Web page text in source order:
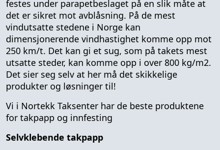
festes under parapetbeslaget på en slik måte at
det er sikret mot avblåsning. På de mest
vindutsatte stedene i Norge kan
dimensjonerende vindhastighet komme opp mot
250 km/t. Det kan gi et sug, som på takets mest
utsatte steder, kan komme opp i over 800 kg/m2.
Det sier seg selv at her må det skikkelige
produkter og løsninger til!
Vi i Nortekk Taksenter har de beste produktene
for takpapp og innfesting
Selvklebende takpapp